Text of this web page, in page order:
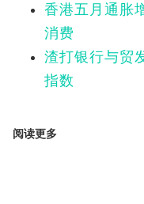
香港五月通胀
消费
渣打银行与贸
指数
阅读更多